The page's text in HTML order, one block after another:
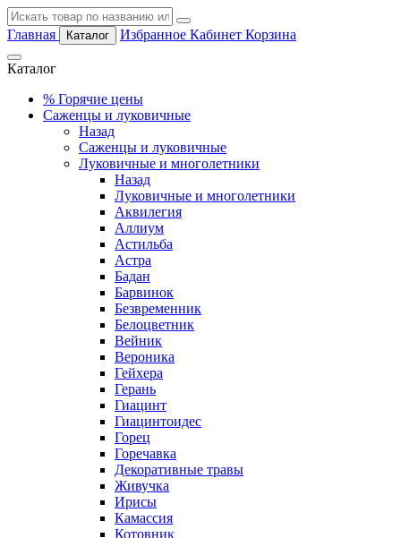
Главная Каталог Избранное Кабинет Корзина
Каталог
% Горячие цены
Саженцы и луковичные
Назад
Саженцы и луковичные
Луковичные и многолетники
Назад
Луковичные и многолетники
Аквилегия
Аллиум
Астильба
Астра
Бадан
Барвинок
Безвременник
Белоцветник
Вейник
Вероника
Гейхера
Герань
Гиацинт
Гиацинтоидес
Горец
Горечавка
Декоративные травы
Живучка
Ирисы
Камассия
Котовник